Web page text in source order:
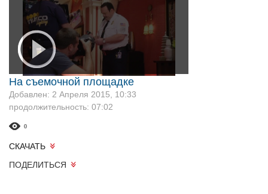
На съемочной площадке
Добавлен: 2 Апреля 2015, 10:33
продолжительность: 07:02
0
СКАЧАТЬ
ПОДЕЛИТЬСЯ